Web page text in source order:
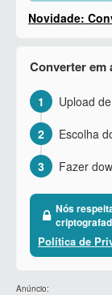
Novidade:
Converter em
1
Upload
2
Escolha
3
Fazer
Nós
Política de
Anúncio: